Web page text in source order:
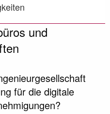
und
für die digitale